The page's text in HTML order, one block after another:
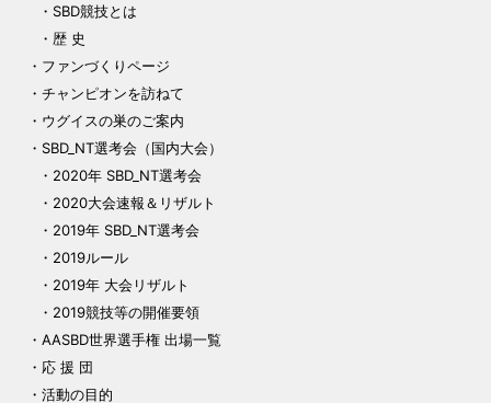
SBD競技とは
歴 史
ファンづくりページ
チャンピオンを訪ねて
ウグイスの巣のご案内
SBD_NT選考会（国内大会）
2020年 SBD_NT選考会
2020大会速報＆リザルト
2019年 SBD_NT選考会
2019ルール
2019年 大会リザルト
2019競技等の開催要領
AASBD世界選手権 出場一覧
応 援 団
活動の目的